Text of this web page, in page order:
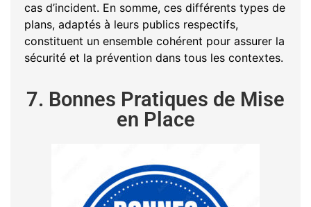
cas d’incident. En somme, ces différents types de
plans, adaptés à leurs publics respectifs,
constituent un ensemble cohérent pour assurer la
sécurité et la prévention dans tous les contextes.
7. Bonnes Pratiques de Mise
en Place